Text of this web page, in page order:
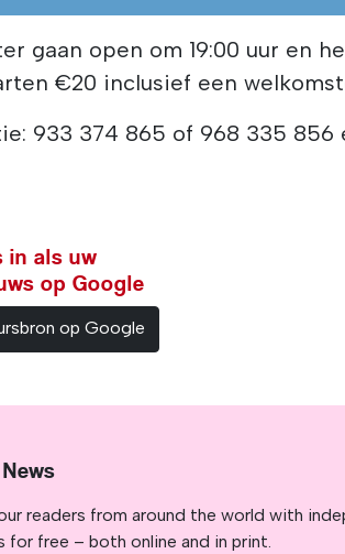
gaan open om 19:00 uur en
€20 inclusief een
933 374 865 of 968 335 856
in als uw
op Google
op Google
readers from around the world with
for free – both online and in print.